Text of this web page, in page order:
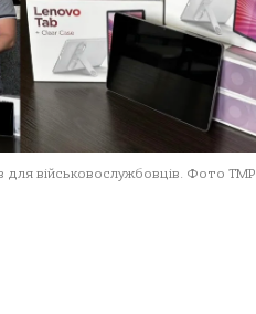
для військовослужбовців. Фото ТМР